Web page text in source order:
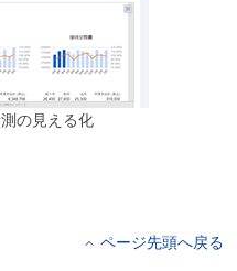
の見える化
ページ先頭へ戻る